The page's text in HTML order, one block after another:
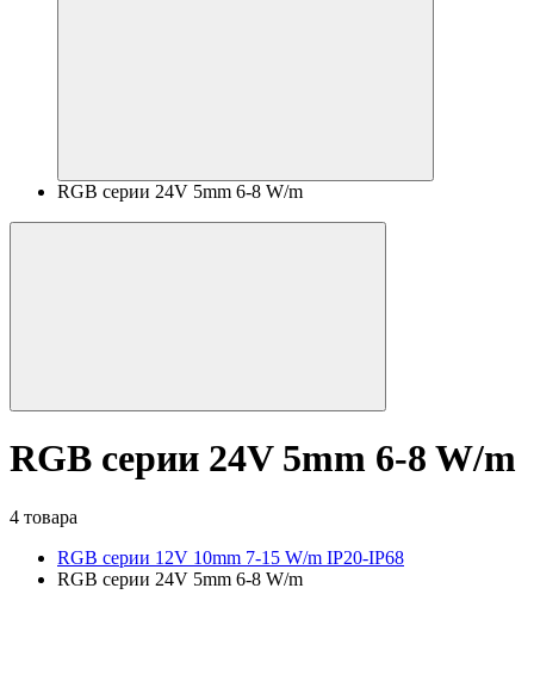
RGB серии 24V 5mm 6-8 W/m
RGB серии 24V 5mm 6-8 W/m
4 товара
RGB серии 12V 10mm 7-15 W/m IP20-IP68
RGB серии 24V 5mm 6-8 W/m